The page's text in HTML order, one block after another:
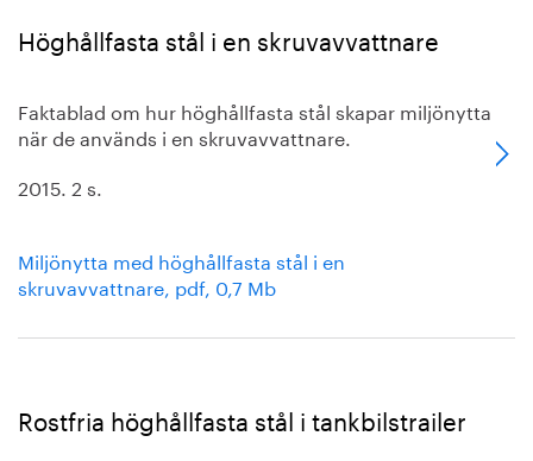
Höghållfasta stål i en skruvavvattnare
Faktablad om hur höghållfasta stål skapar miljönytta
när de används i en skruvavvattnare.
2015. 2 s.
Miljönytta med höghållfasta stål i en
skruvavvattnare, pdf, 0,7 Mb
Rostfria höghållfasta stål i tankbilstrailer